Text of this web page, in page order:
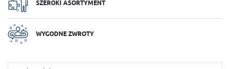
SZEROKI ASORTYMENT
WYGODNE ZWROTY